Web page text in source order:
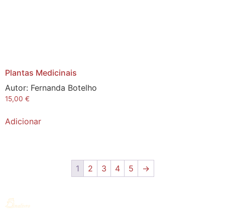
Plantas Medicinais
Autor: Fernanda Botelho
15,00 €
Adicionar
1 2 3 4 5 →